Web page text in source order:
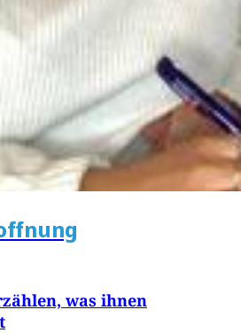
was ihnen